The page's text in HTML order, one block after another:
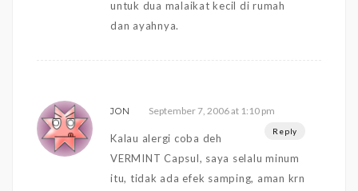
untuk dua malaikat kecil di rumah
dan ayahnya.
JON September 7, 2006 at 1:10 pm
Reply
Kalau alergi coba deh
VERMINT Capsul, saya selalu minum
itu, tidak ada efek samping, aman krn